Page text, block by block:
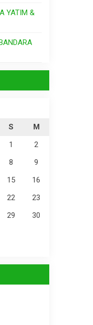
YATIM &
S
M
1
2
8
9
15
16
22
23
29
30